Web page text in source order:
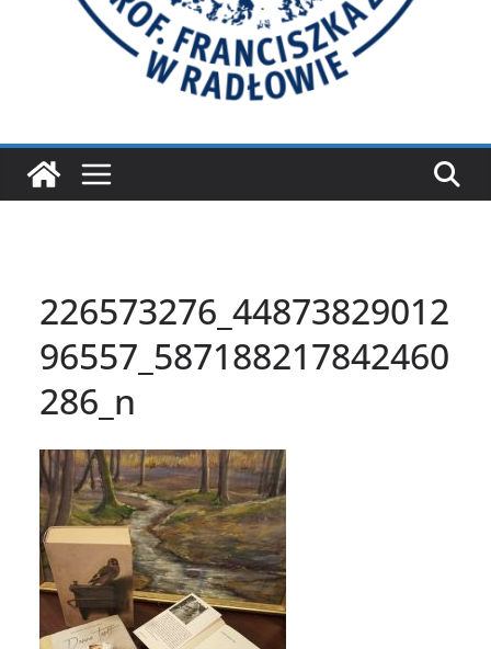
226573276_44873829012
96557_587188217842460
286_n